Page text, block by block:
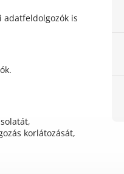
adatfeldolgozók is
korlátozását,